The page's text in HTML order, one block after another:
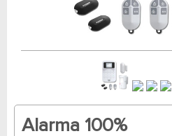
Alarma 100%